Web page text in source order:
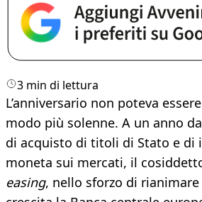
3 min di lettura
L’anniversario non poteva
modo più solenne. A un anno
di acquisto di titoli di Stato e di
moneta sui mercati, il
easing, nello sforzo di rianimare